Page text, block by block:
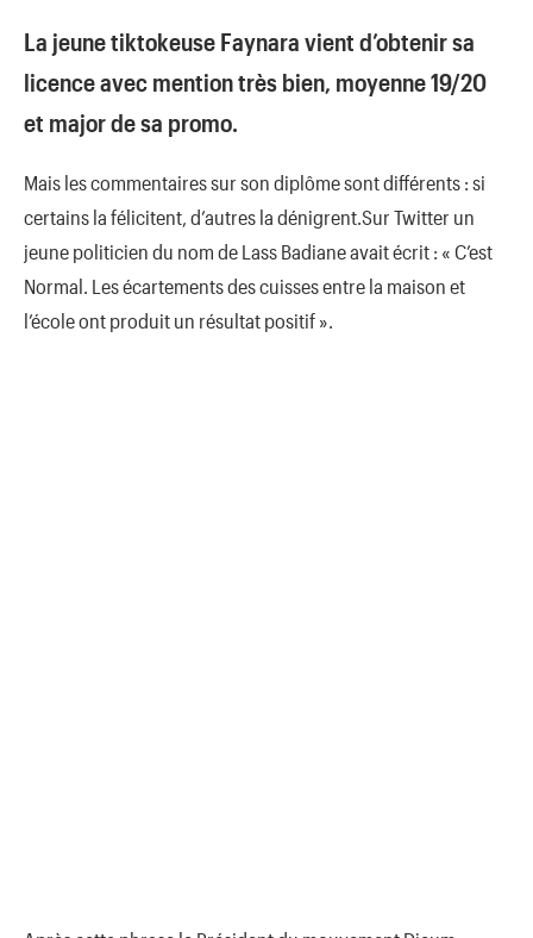
La jeune tiktokeuse Faynara vient d’obtenir sa
licence avec mention très bien, moyenne 19/20
et major de sa promo.
Mais les commentaires sur son diplôme sont différents : si
certains la félicitent, d’autres la dénigrent.Sur Twitter un
jeune politicien du nom de Lass Badiane avait écrit : « C’est
Normal. Les écartements des cuisses entre la maison et
l’école ont produit un résultat positif ».